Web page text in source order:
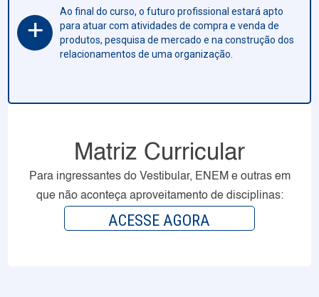
+
Ao final do curso, o futuro profissional estará apto
para atuar com atividades de compra e venda de
produtos, pesquisa de mercado e na construção dos
relacionamentos de uma organização.
Matriz Curricular
Para ingressantes do Vestibular, ENEM e outras em
que não aconteça aproveitamento de disciplinas:
ACESSE AGORA